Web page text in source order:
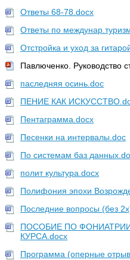
Ответы 68-78.docx
Ответы по
Отстройка и уход за
Павлюченко. Руководство
паследняя осинь.doc
ПЕНИЕ КАК
Пентаграмма.docx
Песенки на интервалы.doc
По системам баз
полит культура.docx
Полифония эпохи
Последние вопросы (без
ПОСОБИЕ ПО
КУРСА.docx
Программа (оперные